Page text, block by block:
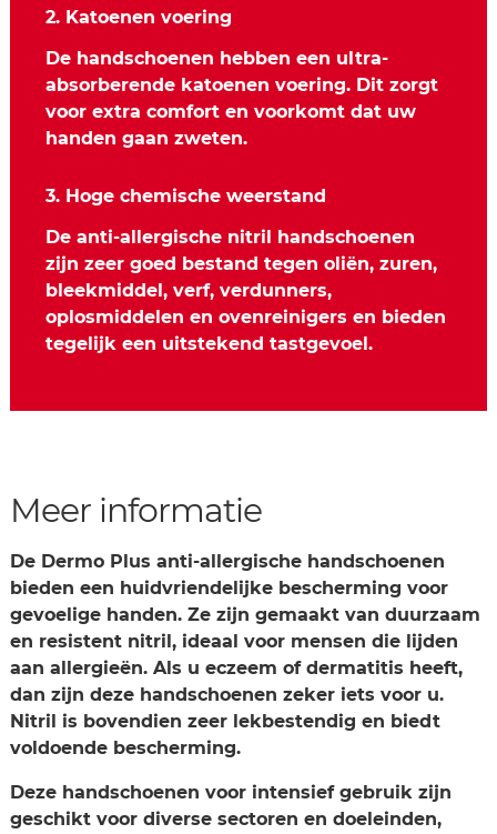
2. Katoenen voering
De handschoenen hebben een ultra-
absorberende katoenen voering. Dit zorgt
voor extra comfort en voorkomt dat uw
handen gaan zweten.
3. Hoge chemische weerstand
De anti-allergische nitril handschoenen
zijn zeer goed bestand tegen oliën, zuren,
bleekmiddel, verf, verdunners,
oplosmiddelen en ovenreinigers en bieden
tegelijk een uitstekend tastgevoel.
Meer informatie
De Dermo Plus anti-allergische handschoenen
bieden een huidvriendelijke bescherming voor
gevoelige handen. Ze zijn gemaakt van duurzaam
en resistent nitril, ideaal voor mensen die lijden
aan allergieën. Als u eczeem of dermatitis heeft,
dan zijn deze handschoenen zeker iets voor u.
Nitril is bovendien zeer lekbestendig en biedt
voldoende bescherming.
Deze handschoenen voor intensief gebruik zijn
geschikt voor diverse sectoren en doeleinden,